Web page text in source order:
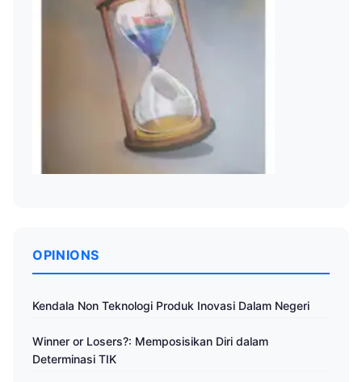
OPINIONS
Kendala Non Teknologi Produk Inovasi Dalam Negeri
Winner or Losers?: Memposisikan Diri dalam
Determinasi TIK